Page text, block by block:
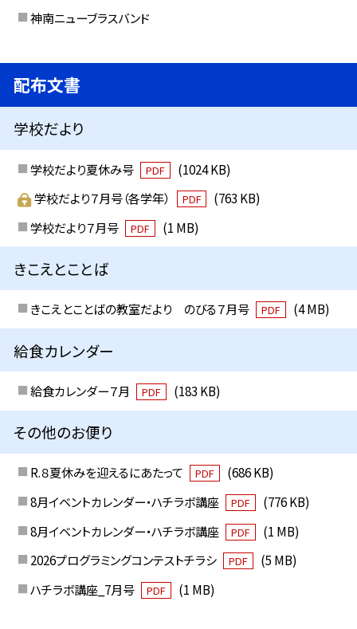
神南ニューブラスバンド
配布文書
学校だより
学校だより夏休み号 PDF
(1024 KB)
学校だより７月号（各学年）
PDF
(763 KB)
学校だより７月号
PDF (1 MB)
きこえとことば
きこえとことばの教室だより のびる７月号 PDF (4 MB)
給食カレンダー
給食カレンダー７月 PDF (183 KB)
その他のお便り
R.８夏休みを迎えるにあたって PDF
(686 KB)
8月イベントカレンダー・ハチラボ講座
PDF
(776 KB)
8月イベントカレンダー・ハチラボ講座
PDF
(1 MB)
2026プログラミングコンテストチラシ
PDF
(5 MB)
ハチラボ講座_7月号
PDF (1 MB)